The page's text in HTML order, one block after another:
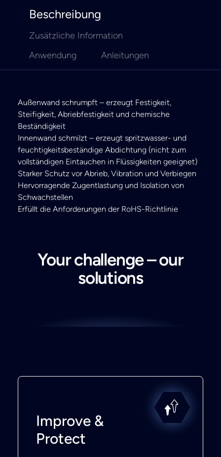
Beschreibung
Zusätzliche Information
Anwendung
Anleitungen
Außenwand schrumpft – erzeugt Festigkeit,
Steifigkeit, Abriebfestigkeit und chemische
Beständigkeit
Innenwand schmilzt – erzeugt spritzwasser- und
feuchtigkeitsbeständige Abdichtung (nicht zum
vollständigen Eintauchen in Flüssigkeiten geeignet)
Starker Schutz vor Abrieb, Vibration und Verbiegen
Hervorragende Zugentlastung und Isolation von
Schwachstellen
Erfüllt die Anforderungen der RoHS-Richtlinie
Your challenge – our
solutions
Improve &
Protect